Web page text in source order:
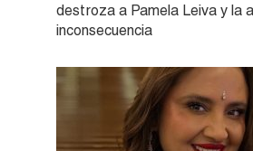
destroza a Pamela Leiva y la
inconsecuencia